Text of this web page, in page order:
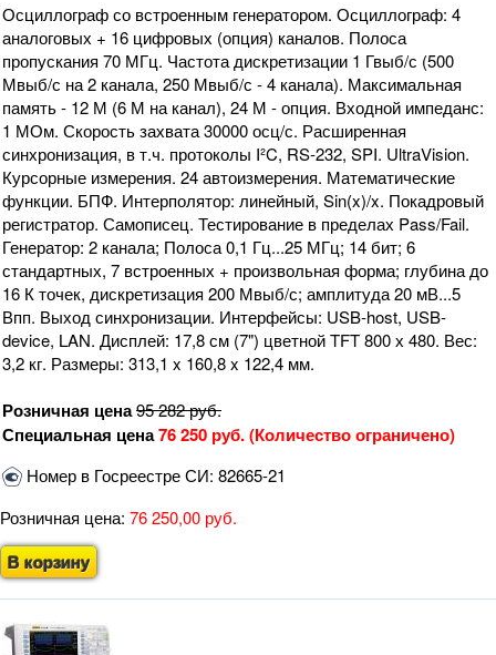
Осциллограф со встроенным генератором. Осциллограф: 4
аналоговых + 16 цифровых (опция) каналов. Полоса
пропускания 70 МГц. Частота дискретизации 1 Гвыб/с (500
Мвыб/с на 2 канала, 250 Мвыб/с - 4 канала). Максимальная
память - 12 М (6 М на канал), 24 М - опция. Входной импеданс:
1 МОм. Скорость захвата 30000 осц/с. Расширенная
синхронизация, в т.ч. протоколы I²C, RS-232, SPI. UltraVision.
Курсорные измерения. 24 автоизмерения. Математические
функции. БПФ. Интерполятор: линейный, Sin(x)/x. Покадровый
регистратор. Самописец. Тестирование в пределах Pass/Fail.
Генератор: 2 канала; Полоса 0,1 Гц...25 МГц; 14 бит; 6
стандартных, 7 встроенных + произвольная форма; глубина до
16 К точек, дискретизация 200 Мвыб/с; амплитуда 20 мВ...5
Впп. Выход синхронизации. Интерфейсы: USB-host, USB-
device, LAN. Дисплей: 17,8 см (7") цветной TFT 800 х 480. Вес:
3,2 кг. Размеры: 313,1 x 160,8 x 122,4 мм.
Розничная цена95 282руб.
Специальная цена76 250 руб. (Количество ограничено)
Номер в Госреестре СИ: 82665-21
Розничная цена: 76 250,00 руб.
В корзину